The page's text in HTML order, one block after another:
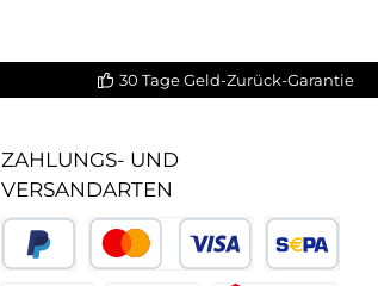
30 Tage Geld-Zurück-Garantie
ZAHLUNGS- UND
VERSANDARTEN